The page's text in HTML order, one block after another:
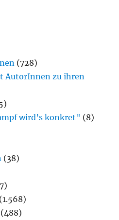
(728)
AutorInnen zu ihren
wird’s konkret" (8)
(38)
(1.568)
(488)